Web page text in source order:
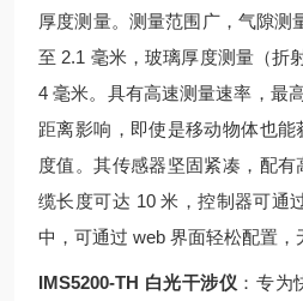
厚度测量。测量范围广，气隙测
至 2.1 毫米，玻璃厚度测量（折
4 毫米。具有高速测量速率，最
距离影响，即使是移动物体也
度值。其传感器坚固紧凑，配
缆长度可达 10 米，控制器可通
中，可通过 web 界面轻松配置，
IMS5200-TH 白光干涉仪 ：专为